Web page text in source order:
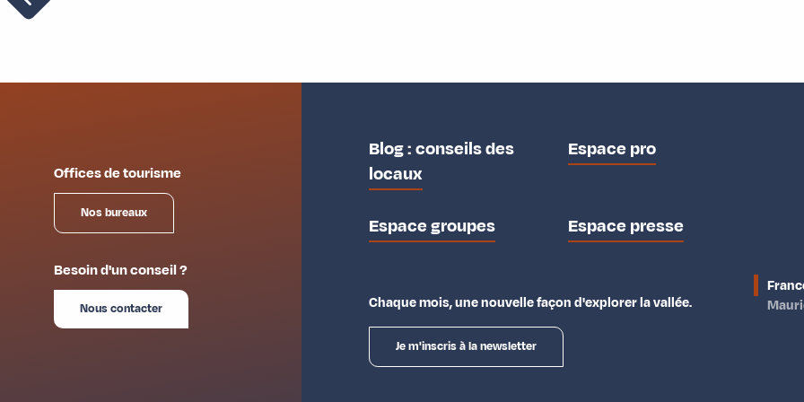
Offices de tourisme
Nos bureaux
Besoin d'un conseil ?
Nous contacter
Blog : conseils des
locaux
Espace pro
Espace groupes Espace presse
Chaque mois, une nouvelle façon d'explorer la vallée.
Je m'inscris à la newsletter